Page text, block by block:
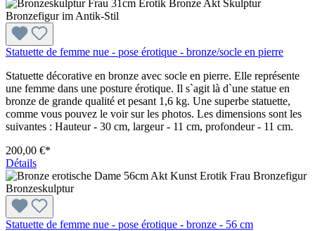
Statuette de femme nue - pose érotique - bronze/socle en pierre
Statuette décorative en bronze avec socle en pierre. Elle représente
une femme dans une posture érotique. Il s`agit là d`une statue en
bronze de grande qualité et pesant 1,6 kg. Une superbe statuette,
comme vous pouvez le voir sur les photos. Les dimensions sont les
suivantes : Hauteur - 30 cm, largeur - 11 cm, profondeur - 11 cm.
200,00 €*
Détails
Statuette de femme nue - pose érotique - bronze - 56 cm